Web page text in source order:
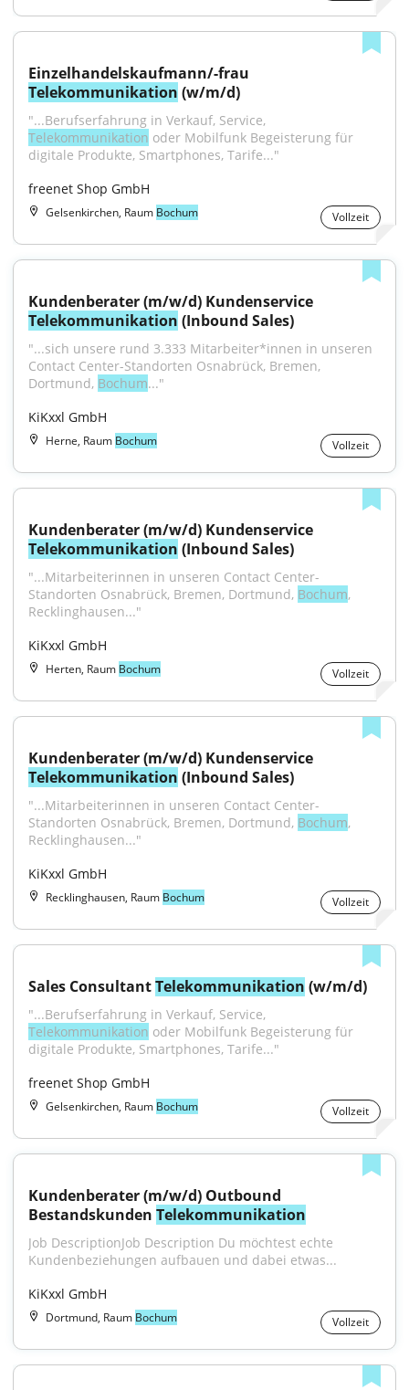
Telekommunikation (w/m/d)
Telekommunikation oder Mobilfunk Begeisterung für
digitale Produkte, Smartphones, Tarife..."
freenet Shop GmbH
Gelsenkirchen, Raum Bochum Vollzeit
Telekommunikation (Inbound Sales)
"...sich unsere rund 3.333 Mitarbeiter*innen in unseren
Contact Center-Standorten Osnabrück, Bremen,
Dortmund, Bochum..."
KiKxxl GmbH
Herne, Raum Bochum Vollzeit
Telekommunikation (Inbound Sales)
"...Mitarbeiterinnen in unseren Contact Center-
Standorten Osnabrück, Bremen, Dortmund, Bochum,
Recklinghausen..."
KiKxxl GmbH
Herten, Raum Bochum Vollzeit
Telekommunikation (Inbound Sales)
"...Mitarbeiterinnen in unseren Contact Center-
Standorten Osnabrück, Bremen, Dortmund, Bochum,
Recklinghausen..."
KiKxxl GmbH
Recklinghausen, Raum Bochum Vollzeit
Sales Consultant Telekommunikation (w/m/d)
Telekommunikation oder Mobilfunk Begeisterung für
digitale Produkte, Smartphones, Tarife..."
freenet Shop GmbH
Gelsenkirchen, Raum Bochum Vollzeit
Kundenberater (m/w/d) Outbound
Bestandskunden Telekommunikation
Job DescriptionJob Description Du möchtest echte
Kundenbeziehungen aufbauen und dabei etwas...
KiKxxl GmbH
Dortmund, Raum Bochum Vollzeit